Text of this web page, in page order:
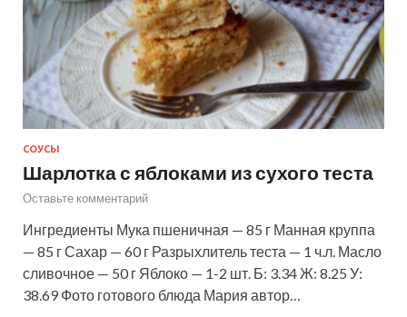
СОУСЫ
Шарлотка с яблоками из сухого теста
Оставьте комментарий
Ингредиенты Мука пшеничная — 85 г Манная круппа
— 85 г Сахар — 60 г Разрыхлитель теста — 1 ч.л. Масло
сливочное — 50 г Яблоко — 1-2 шт. Б: 3.34 Ж: 8.25 У:
38.69 Фото готового блюда Мария автор…